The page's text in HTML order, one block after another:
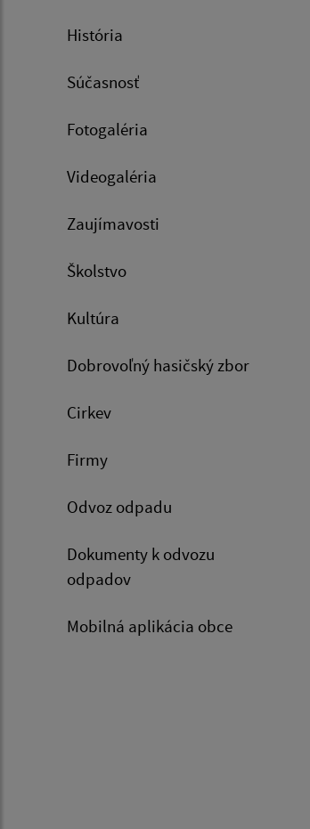
História
Súčasnosť
Fotogaléria
Videogaléria
Zaujímavosti
Školstvo
Kultúra
Dobrovoľný hasičský zbor
Cirkev
Firmy
Odvoz odpadu
Dokumenty k odvozu
odpadov
Mobilná aplikácia obce